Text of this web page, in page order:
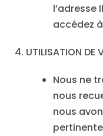
l’adresse
accédez
4. UTILISATION DE
Nous ne
nous
nous